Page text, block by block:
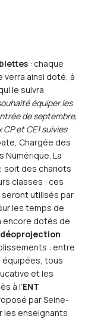
: chaque
verra ainsi doté, à
le suivra
équiper les
de septembre,
et CE1 suivies
Chargée des
Numérique. La
, soit des chariots
classes : ces
utilisés par
les temps de
encore dotés de
: entre
équipées, tous
et les
à l’ENT
par Seine-
les enseignants